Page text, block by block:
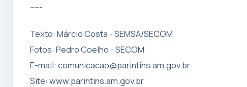
-----
Texto: Márcio Costa - SEMSA/SECOM
Fotos: Pedro Coelho - SECOM
E-mail:comunicacao@parintins.am.gov.br
Site: www.parintins.am.gov.br